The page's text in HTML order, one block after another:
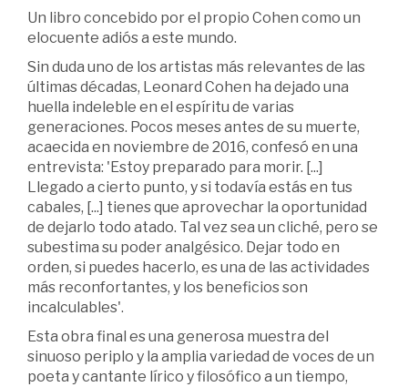
Un libro concebido por el propio Cohen como un
elocuente adiós a este mundo.
Sin duda uno de los artistas más relevantes de las
últimas décadas, Leonard Cohen ha dejado una
huella indeleble en el espíritu de varias
generaciones. Pocos meses antes de su muerte,
acaecida en noviembre de 2016, confesó en una
entrevista: 'Estoy preparado para morir. [...]
Llegado a cierto punto, y si todavía estás en tus
cabales, [...] tienes que aprovechar la oportunidad
de dejarlo todo atado. Tal vez sea un cliché, pero se
subestima su poder analgésico. Dejar todo en
orden, si puedes hacerlo, es una de las actividades
más reconfortantes, y los beneficios son
incalculables'.
Esta obra final es una generosa muestra del
sinuoso periplo y la amplia variedad de voces de un
poeta y cantante lírico y filosófico a un tiempo,